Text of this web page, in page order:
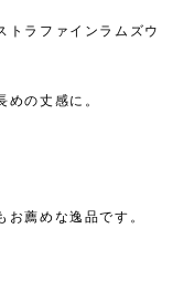
トラファインラムズウ
の丈感に。
薦めな逸品です。